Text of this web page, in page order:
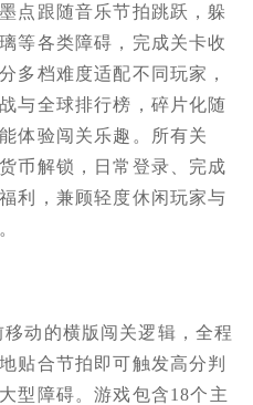
点跟随音乐节拍跳跃，躲
等各类障碍，完成关卡收
多档难度适配不同玩家，
与全球排行榜，碎片化随
体验闯关乐趣。所有关
币解锁，日常登录、完成
利，兼顾轻度休闲玩家与
动的横版闯关逻辑，全程
贴合节拍即可触发高分判
型障碍。游戏包含18个主